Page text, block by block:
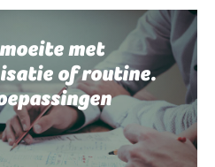
met
of routine.